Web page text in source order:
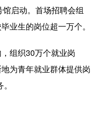
河北
启动。首场招聘会组
业生的岗位超一万个。
组织30万个就业岗
为青年就业群体提供岗